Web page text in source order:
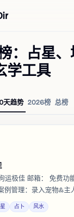
：占星
学工具
天趋势 2026榜 总榜
运极佳 邮箱： 免费功
例管理：录入宠物&主
占卜 风水